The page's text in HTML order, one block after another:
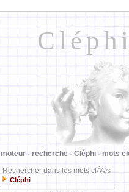
moteur - recherche - Cléphi - mots
Rechercher dans les mots clÃ©s
Cléphi